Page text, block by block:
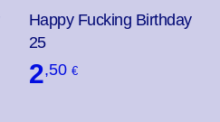
Happy Fucking Birthday
25
2,50€